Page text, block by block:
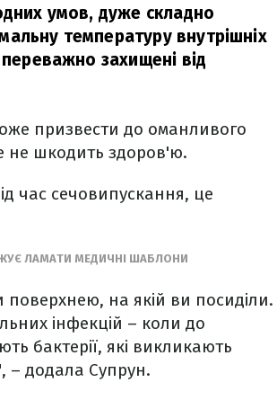
умов, дуже складно
температуру внутрішніх
захищені від
призвести до оманливого
не шкодить здоров'ю.
час сечовипускання, це
ЛАМАТИ МЕДИЧНІ ШАБЛОНИ
на якій ви посиділи.
інфекцій – коли до
бактерії, які викликають
– додала Супрун.